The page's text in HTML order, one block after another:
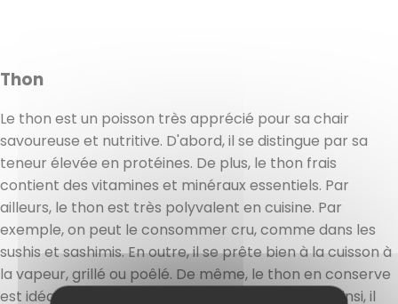
Thon
Le thon est un poisson très apprécié pour sa chair
savoureuse et nutritive. D'abord, il se distingue par sa
teneur élevée en protéines. De plus, le thon frais
contient des vitamines et minéraux essentiels. Par
ailleurs, le thon est très polyvalent en cuisine. Par
exemple, on peut le consommer cru, comme dans les
sushis et sashimis. En outre, il se prête bien à la cuisson à
la vapeur, grillé ou poêlé. De même, le thon en conserve
est idéal pour les salades et sandwichs rapides. Ainsi, il